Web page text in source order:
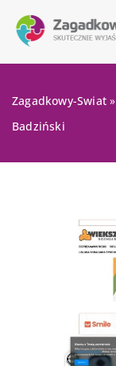
Zagadkowy-Swiat »
Badziński